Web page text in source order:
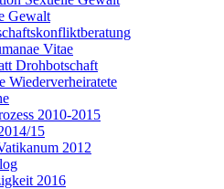
Gewalt
Vitae
Drohbotschaft
Wiederverheiratete
2010-2015
15
2012
2016